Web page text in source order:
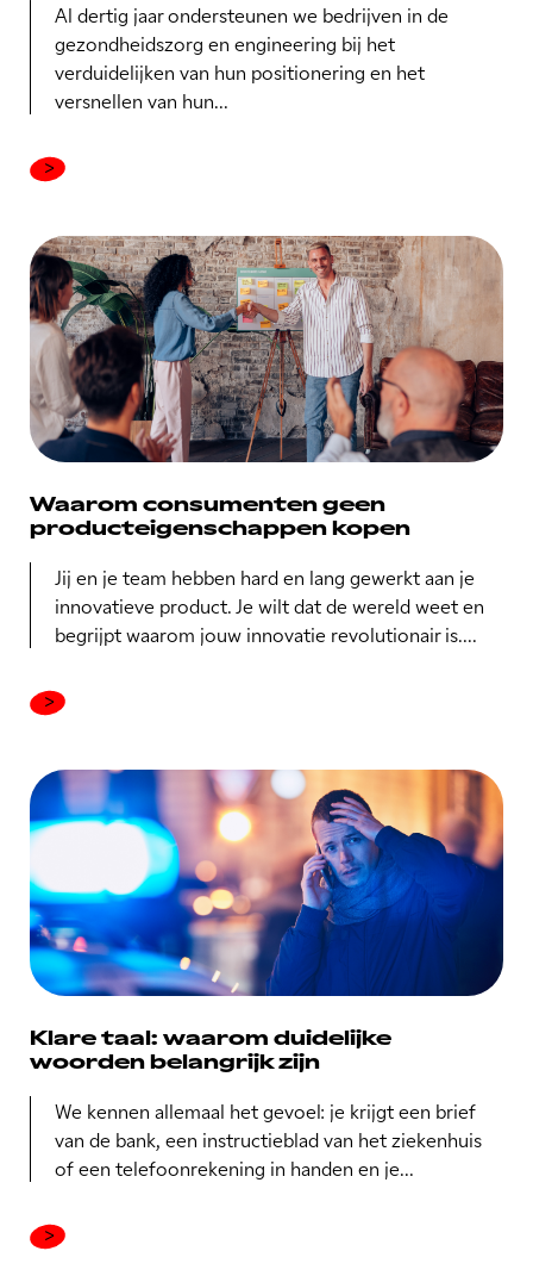
Al dertig jaar ondersteunen we bedrijven in de
gezondheidszorg en engineering bij het
verduidelijken van hun positionering en het
versnellen van hun...
Waarom consumenten geen
producteigenschappen kopen
Jij en je team hebben hard en lang gewerkt aan je
innovatieve product. Je wilt dat de wereld weet en
begrijpt waarom jouw innovatie revolutionair is....
Klare taal: waarom duidelijke
woorden belangrijk zijn
We kennen allemaal het gevoel: je krijgt een brief
van de bank, een instructieblad van het ziekenhuis
of een telefoonrekening in handen en je...